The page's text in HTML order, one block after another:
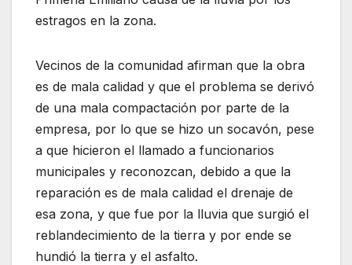
estragos en la zona.
Vecinos de la comunidad afirman que la obra
es de mala calidad y que el problema se derivó
de una mala compactación por parte de la
empresa, por lo que se hizo un socavón, pese
a que hicieron el llamado a funcionarios
municipales y reconozcan, debido a que la
reparación es de mala calidad el drenaje de
esa zona, y que fue por la lluvia que surgió el
reblandecimiento de la tierra y por ende se
hundió la tierra y el asfalto.